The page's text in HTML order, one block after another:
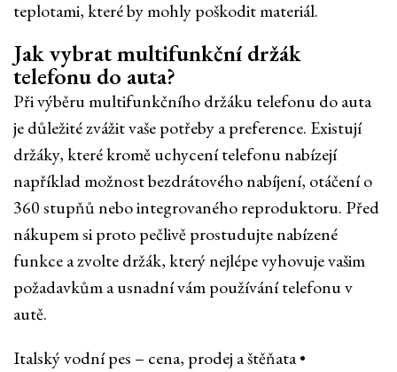
teplotami, které by mohly poškodit materiál.
Jak vybrat multifunkční držák
telefonu do auta?
Při výběru multifunkčního držáku telefonu do auta
je důležité zvážit vaše potřeby a preference. Existují
držáky, které kromě uchycení telefonu nabízejí
například možnost bezdrátového nabíjení, otáčení o
360 stupňů nebo integrovaného reproduktoru. Před
nákupem si proto pečlivě prostudujte nabízené
funkce a zvolte držák, který nejlépe vyhovuje vašim
požadavkům a usnadní vám používání telefonu v
autě.
Italský vodní pes – cena, prodej a štěňata•